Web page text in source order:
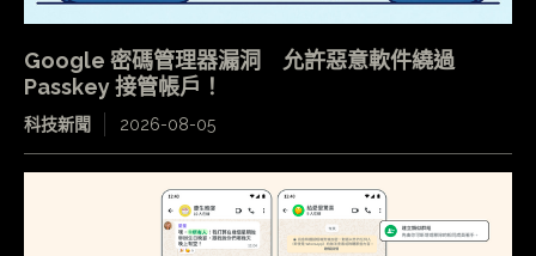
Google 密碼管理器漏洞 允許惡意軟件繞過
Passkey 接管帳戶！
科技新聞 2026-08-05